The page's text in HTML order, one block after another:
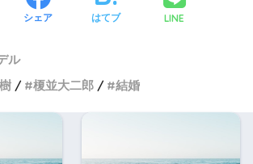
シェア はてブ LINE
ル
榎並大二郎 結婚